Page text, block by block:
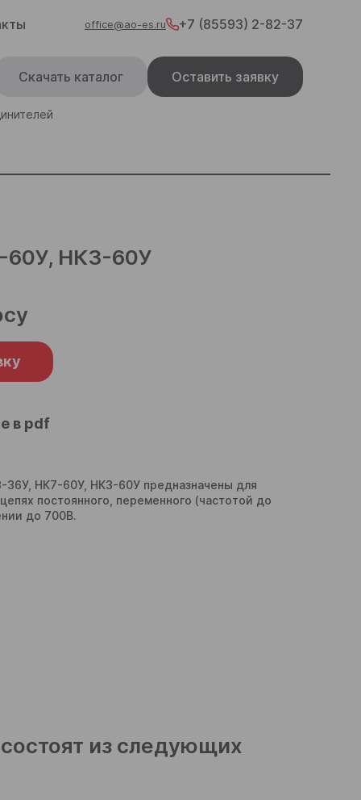
office@ao-es.ru +7 (85593) 2-82-37
Скачать каталог Оставить заявку
НК3-60У
в pdf
36У, НК7-60У, НК3-60У предназначены для
постоянного, переменного (частотой до
до 700В.
из следующих